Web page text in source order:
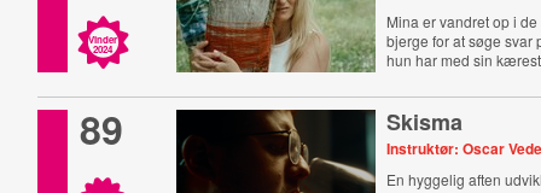
Vinder
2024
Mina er vandret op i
bjerge for at søge svar
hun har med sin
89 Skisma
Instruktør: Oscar
En hyggelig aften